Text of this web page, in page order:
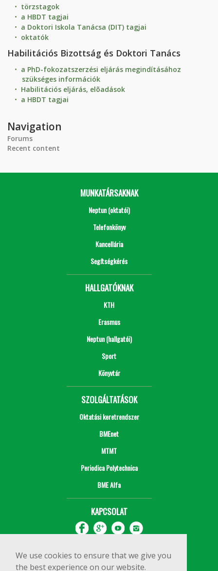
We use cookies to ensure that we give you
the best experience on our website.
törzstagok
a HBDT tagjai
a Doktori Iskola Tanácsa (DIT) tagjai
oktatók
Habilitációs Bizottság és Doktori Tanács
a PhD-fokozatszerzési eljárás megindításához
szükséges információk
Habilitációs eljárás, elõadások
a HBDT tagjai
Navigation
Forums
Recent content
MUNKATÁRSAKNAK
Neptun (oktatói)
Telefonkönyv
Kancellária
Segítségkérés
HALLGATÓKNAK
KTH
Erasmus
Neptun (hallgatói)
Sport
Könyvtár
SZOLGÁLTATÁSOK
Oktatási keretrendszer
BMEnet
MTMT
Periodica Polytechnica
BME Alfa
KAPCSOLAT